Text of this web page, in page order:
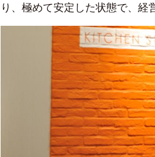
り、極めて安定した状態で、経